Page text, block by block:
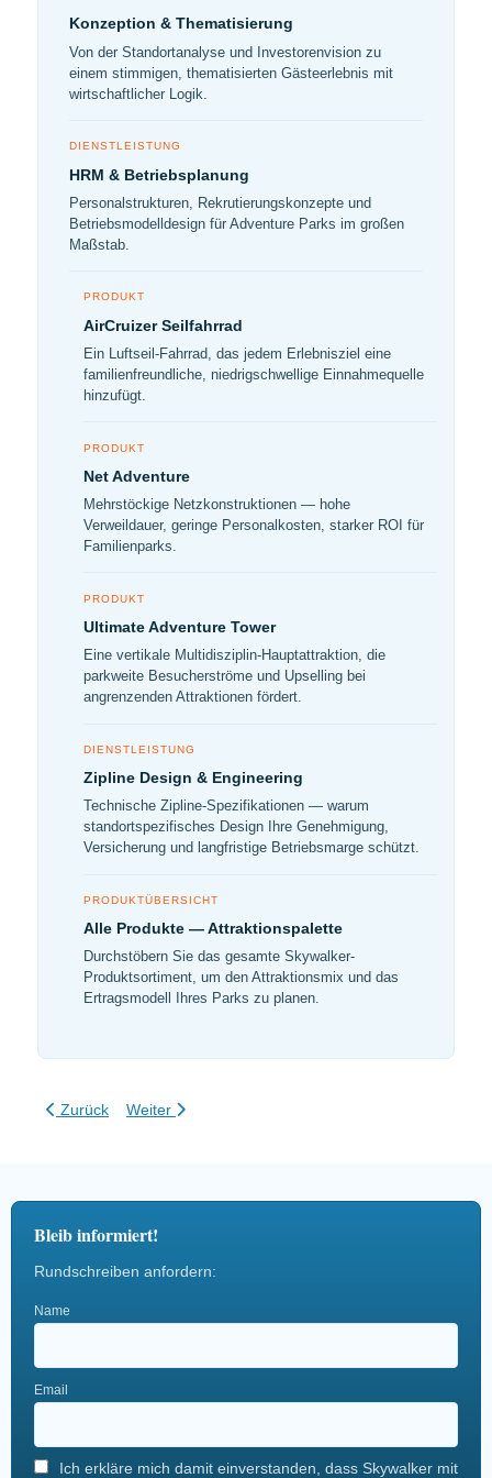
Konzeption & Thematisierung
Von der Standortanalyse und Investorenvision zu
einem stimmigen, thematisierten Gästeerlebnis mit
wirtschaftlicher Logik.
DIENSTLEISTUNG
HRM & Betriebsplanung
Personalstrukturen, Rekrutierungskonzepte und
Betriebsmodelldesign für Adventure Parks im großen
Maßstab.
PRODUKT
AirCruizer Seilfahrrad
Ein Luftseil-Fahrrad, das jedem Erlebnisziel eine
familienfreundliche, niedrigschwellige Einnahmequelle
hinzufügt.
PRODUKT
Net Adventure
Mehrstöckige Netzkonstruktionen — hohe
Verweildauer, geringe Personalkosten, starker ROI für
Familienparks.
PRODUKT
Ultimate Adventure Tower
Eine vertikale Multidisziplin-Hauptattraktion, die
parkweite Besucherströme und Upselling bei
angrenzenden Attraktionen fördert.
DIENSTLEISTUNG
Zipline Design & Engineering
Technische Zipline-Spezifikationen — warum
standortspezifisches Design Ihre Genehmigung,
Versicherung und langfristige Betriebsmarge schützt.
PRODUKTÜBERSICHT
Alle Produkte — Attraktionspalette
Durchstöbern Sie das gesamte Skywalker-
Produktsortiment, um den Attraktionsmix und das
Ertragsmodell Ihres Parks zu planen.
Vorheriger Beitrag: Städtische Abenteueranlagen integrieren
Zurück Nächster Beitrag: Profitabler naturnaher
Weiter
Bleib informiert!
Rundschreiben anfordern:
Name
Email
Ich erkläre mich damit einverstanden, dass Skywalker mit